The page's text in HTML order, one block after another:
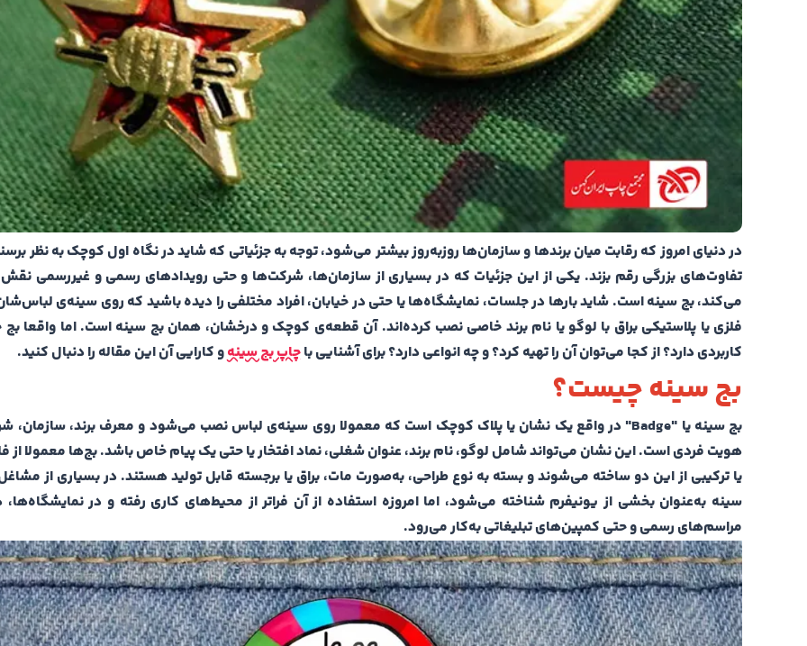
در دنیای امروز که رقابت میان برندها و سازمان‌ها روزبه‌روز بیشتر می‌شود، توجه به جزئیاتی که شاید در نگاه اول کوچک به نظر
تفاوت‌های بزرگی رقم بزند. یکی از این جزئیات که در بسیاری از سازمان‌ها، شرکت‌ها و حتی رویدادهای رسمی و غیررسمی
می‌کند، بج سینه است. شاید بارها در جلسات، نمایشگاه‌ها یا حتی در خیابان، افراد مختلفی را دیده باشید که روی سینه‌ی
فلزی یا پلاستیکی براق با لوگو یا نام برند خاصی نصب کرده‌اند. آن قطعه‌ی کوچک و درخشان، همان بج سینه است. اما واقعا
کاربردی دارد؟ از کجا می‌توان آن را تهیه کرد؟ و چه انواعی دارد؟ برای آشنایی باچاپ بج سینهو کارایی آن این مقاله را دنبال کنید.
بج سینه چیست؟
بج سینه یا "Badge" در واقع یک نشان یا پلاک کوچک است که معمولا روی سینه‌ی لباس نصب می‌شود و معرف برند، سازمان،
هویت فردی است. این نشان می‌تواند شامل لوگو، نام برند، عنوان شغلی، نماد افتخار یا حتی یک پیام خاص باشد.بج‌ها معمولا از
یا ترکیبی از این دو ساخته می‌شوند و بسته به نوع طراحی، به‌صورت مات، براق یا برجسته قابل تولید هستند. در بسیاری از
سینه به‌عنوان بخشی از یونیفرم شناخته می‌شود، اما امروزه استفاده از آن فراتر از محیط‌های کاری رفته و در
مراسم‌های رسمی و حتی کمپین‌های تبلیغاتی به‌کار می‌رود.